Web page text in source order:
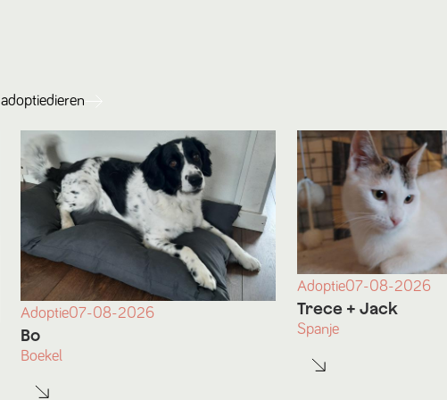
adoptiedieren
Adoptie07-08-2026
Bo
Boekel
Adoptie07-08-2026
Trece + Jack
Spanje